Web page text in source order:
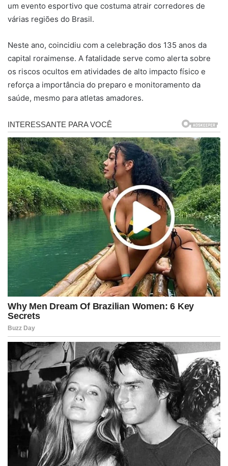
um evento esportivo que costuma atrair corredores de
várias regiões do Brasil.
Neste ano, coincidiu com a celebração dos 135 anos da
capital roraimense. A fatalidade serve como alerta sobre
os riscos ocultos em atividades de alto impacto físico e
reforça a importância do preparo e monitoramento da
saúde, mesmo para atletas amadores.